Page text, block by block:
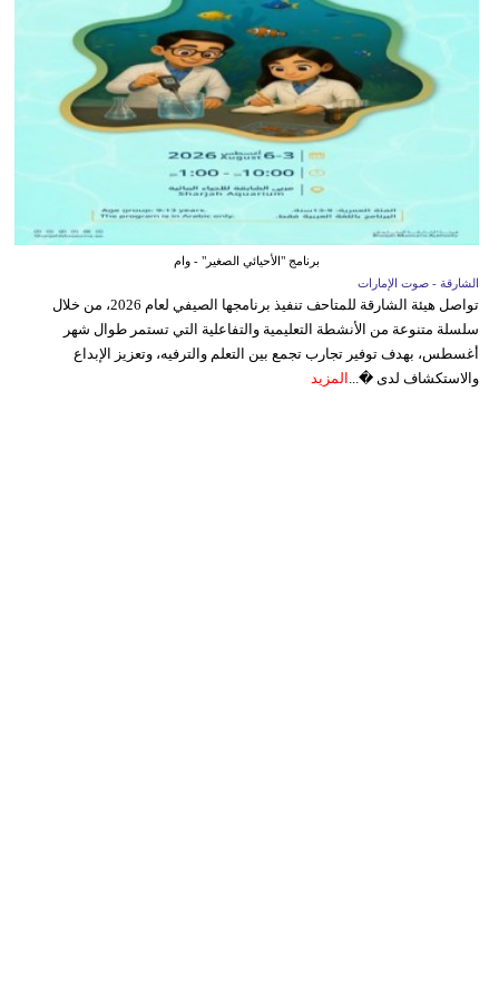
برنامج "الأحيائي الصغير" - وام
الشارقة - صوت الإمارات
تواصل هيئة الشارقة للمتاحف تنفيذ برنامجها الصيفي لعام 2026، من خلال
سلسلة متنوعة من الأنشطة التعليمية والتفاعلية التي تستمر طوال شهر
أغسطس، بهدف توفير تجارب تجمع بين التعلم والترفيه، وتعزيز الإبداع
والاستكشاف لدى �... المزيد